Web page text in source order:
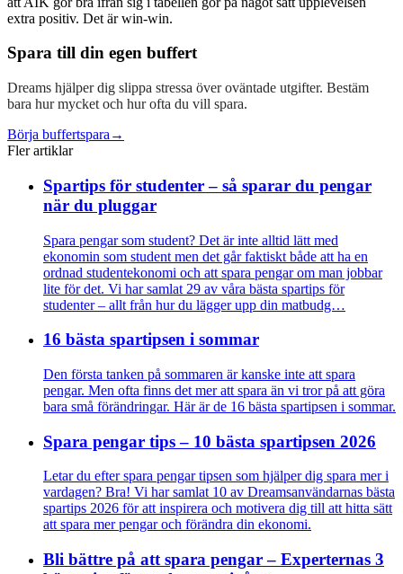
extra positiv. Det är win-win.
Spara till din egen buffert
Dreams hjälper dig slippa stressa över oväntade utgifter. Bestäm
bara hur mycket och hur ofta du vill spara.
Börja buffertspara →
Fler artiklar
Spartips för studenter – så sparar du pengar
när du pluggar
Spara pengar som student? Det är inte alltid lätt med
ekonomin som student men det går faktiskt både att ha en
ordnad studentekonomi och att spara pengar om man jobbar
lite för det. Vi har samlat 29 av våra bästa spartips för
studenter – allt från hur du lägger upp din matbudg…
16 bästa spartipsen i sommar
Den första tanken på sommaren är kanske inte att spara
pengar. Men ofta finns det mer att spara än vi tror på att göra
bara små förändringar. Här är de 16 bästa spartipsen i sommar.
Spara pengar tips – 10 bästa spartipsen 2026
Letar du efter spara pengar tipsen som hjälper dig spara mer i
vardagen? Bra! Vi har samlat 10 av Dreamsanvändarnas bästa
spartips 2026 för att inspirera och motivera dig till att hitta sätt
att spara mer pengar och förändra din ekonomi.
Bli bättre på att spara pengar – Experternas 3